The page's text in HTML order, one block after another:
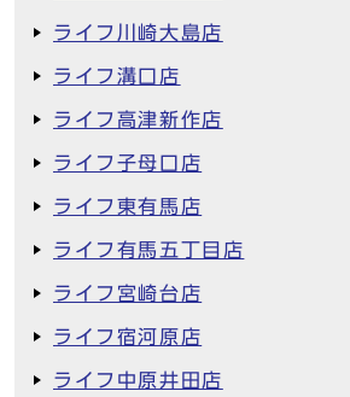
ライフ川崎大島店
ライフ溝口店
ライフ高津新作店
ライフ子母口店
ライフ東有馬店
ライフ有馬五丁目店
ライフ宮崎台店
ライフ宿河原店
ライフ中原井田店